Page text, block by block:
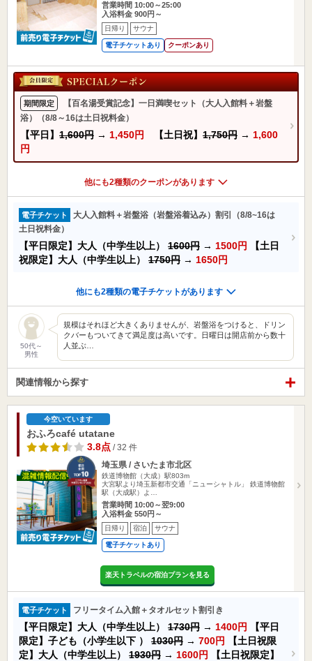
営業時間 10:00～25:00
入浴料金 900円～
日帰り サウナ
電子チケットあり クーポンあり
期間限定
【百名湯受賞記念】一日満喫セット（大人入館料＋岩盤
浴）（8/8～16は土日祝料金）
【平日】 1,600円 → 1,450円 【土日祝】 1,750円 → 1,600
円
他にも2種類のクーポンがあります
電子チケット
大人入館料＋岩盤浴（岩盤浴着込み）割引（8/8~16は
土日祝料金）
【平日限定】大人（中学生以上） 1600円 → 1500円
【土日
祝限定】大人（中学生以上） 1750円 → 1650円
他にも2種類の電子チケットがあります
50代～
男性
規模はそれほど大きくありませんが、岩盤浴をつけると、ドリン
クバーもついてきて満足度は高いです。日曜日は開店前から数十
人並ぶ…
関連情報から探す
今空いています
おふろcafé utatane
3.8点 / 32 件
埼玉県 / さいたま市北区
鉄道博物館（大成）駅803m
大宮駅より埼玉新都市交通「ニューシャトル」 鉄道博物館
駅（大成駅）よ…
営業時間 10:00～翌9:00
入浴料金 550円～
日帰り 宿泊 サウナ
電子チケットあり
楽天トラベルの宿泊プランを見る
電子チケット フリータイム入館＋タオルセット割引き
【平日限定】大人（中学生以上） 1730円 → 1400円
【平日
限定】子ども（小学生以下 ） 1030円 → 700円
【土日祝限
定】大人（中学生以上） 1930円 → 1600円
【土日祝限定】